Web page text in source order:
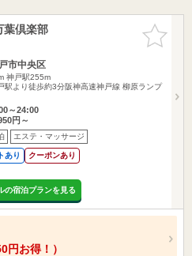
お気に入
りに追加
葉倶楽部
市中央区
神戸駅255m
駅より徒歩約3分阪神高速神戸線 柳原ランプ
～24:00
円～
エステ・マッサージ
あり クーポンあり
の宿泊プランを見る
円お得！）